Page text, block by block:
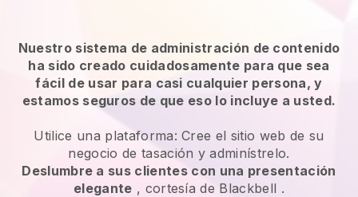
Nuestro sistema de administración de contenido
ha sido creado cuidadosamente para que sea
fácil de usar para casi cualquier persona, y
estamos seguros de que eso lo incluye a usted.
Utilice una plataforma:Cree el sitio web de su
negocio de tasación y adminístrelo.
Deslumbre a sus clientes con una presentación
elegante , cortesía de Blackbell .